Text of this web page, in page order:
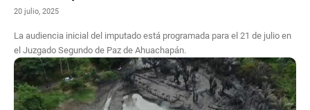
20 julio, 2025
La audiencia inicial del imputado está programada para el 21 de julio en
el Juzgado Segundo de Paz de Ahuachapán.